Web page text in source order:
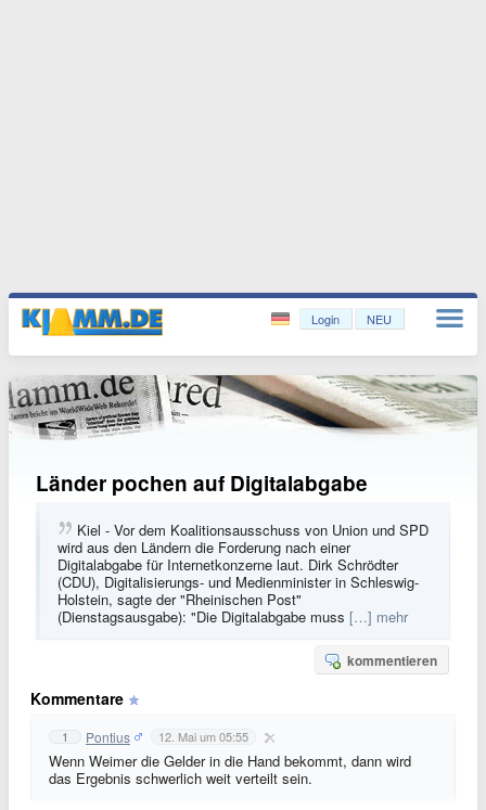
Login NEU
Länder pochen auf Digitalabgabe
Kiel - Vor dem Koalitionsausschuss von Union und SPD
wird aus den Ländern die Forderung nach einer
Digitalabgabe für Internetkonzerne laut. Dirk Schrödter
(CDU), Digitalisierungs- und Medienminister in Schleswig-
Holstein, sagte der "Rheinischen Post"
(Dienstagsausgabe): "Die Digitalabgabe muss […] mehr
kommentieren
Kommentare
1 Pontius 12. Mai um 05:55
Wenn Weimer die Gelder in die Hand bekommt, dann wird
das Ergebnis schwerlich weit verteilt sein.